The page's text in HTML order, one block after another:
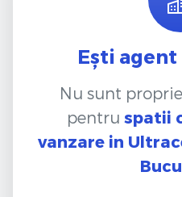
Ești
Nu sunt
pentru spatii
vanzare in